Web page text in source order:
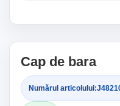
Cap de bara
Numărul articolului: